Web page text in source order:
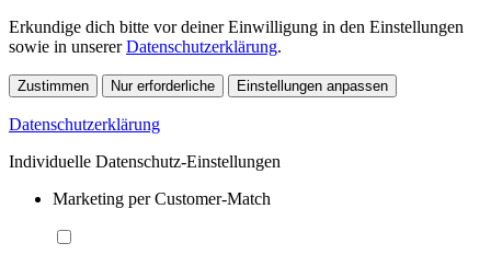
Erkundige dich bitte vor deiner Einwilligung in den Einstellungen
sowie in unsererDatenschutzerklärung.
Zustimmen Nur erforderliche Einstellungen anpassen
Datenschutzerklärung
Individuelle Datenschutz-Einstellungen
Marketing per Customer-Match